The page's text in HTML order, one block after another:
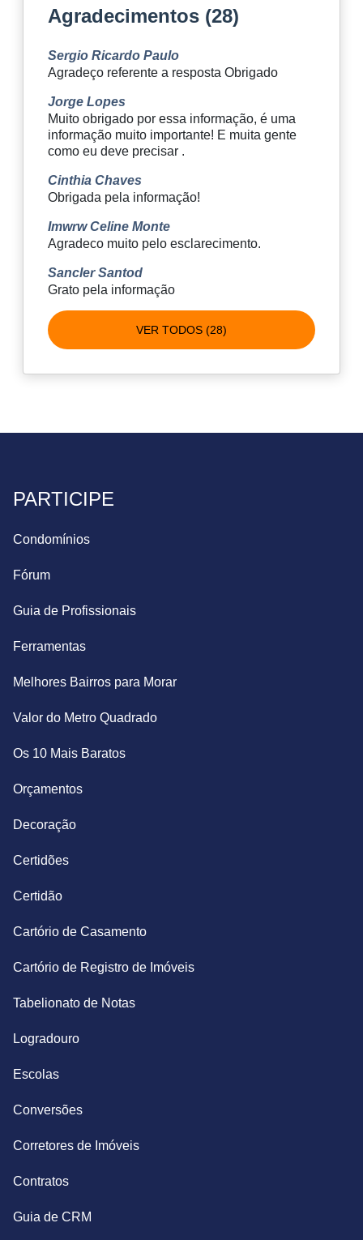
Agradecimentos (28)
Sergio Ricardo Paulo
Agradeço referente a resposta Obrigado
Jorge Lopes
Muito obrigado por essa informação, é uma
informação muito importante! E muita gente
como eu deve precisar .
Cinthia Chaves
Obrigada pela informação!
Imwrw Celine Monte
Agradeco muito pelo esclarecimento.
Sancler Santod
Grato pela informação
VER TODOS (28)
PARTICIPE
Condomínios
Fórum
Guia de Profissionais
Ferramentas
Melhores Bairros para Morar
Valor do Metro Quadrado
Os 10 Mais Baratos
Orçamentos
Decoração
Certidões
Certidão
Cartório de Casamento
Cartório de Registro de Imóveis
Tabelionato de Notas
Logradouro
Escolas
Conversões
Corretores de Imóveis
Contratos
Guia de CRM